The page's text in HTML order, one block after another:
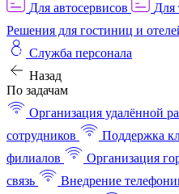
Для автосервисов
Для
Решения для гостиниц и
Служба персонала
Назад
По задачам
Организация удалённой
сотрудников
Поддержка
филиалов
Организация
связь
Внедрение